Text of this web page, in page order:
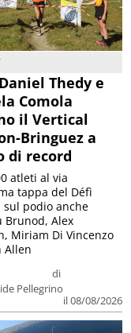
Thedy e
Comola
il Vertical
Bringuez a
di record
di
Pellegrino
il 08/08/2026
atleti al via
tappa del Défì
sul podio anche
Brunod, Alex
Miriam Di Vincenzo
Allen